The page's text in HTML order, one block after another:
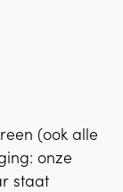
(ook alle
onze
staat